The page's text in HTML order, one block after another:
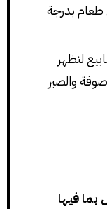
طعام بدرجة
لتظهر
والصبر
فيها